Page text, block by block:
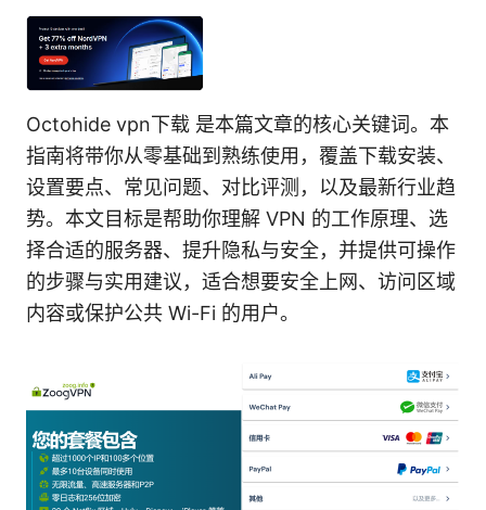
Octohide vpn下载 是本篇文章的核心关键词。本
指南将带你从零基础到熟练使用，覆盖下载安装、
设置要点、常见问题、对比评测，以及最新行业趋
势。本文目标是帮助你理解 VPN 的工作原理、选
择合适的服务器、提升隐私与安全，并提供可操作
的步骤与实用建议，适合想要安全上网、访问区域
内容或保护公共 Wi-Fi 的用户。